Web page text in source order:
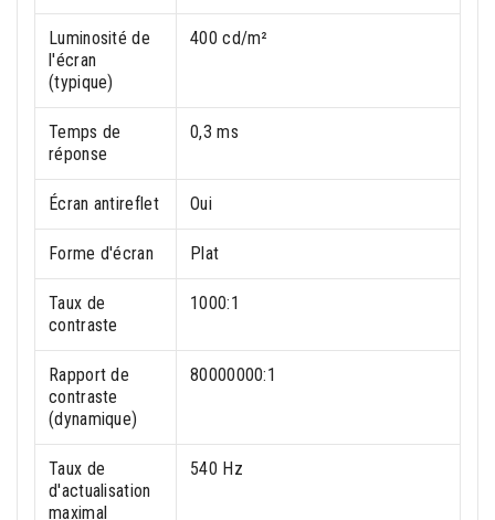
Luminosité de
l'écran
(typique)
400 cd/m²
Temps de
réponse
0,3 ms
Écran antireflet Oui
Forme d'écran Plat
Taux de
contraste
1000:1
Rapport de
contraste
(dynamique)
80000000:1
Taux de
d'actualisation
maximal
540 Hz